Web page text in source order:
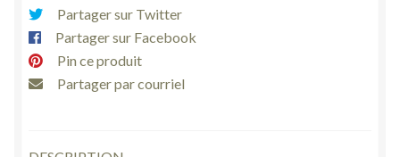
mazagrans
biscuit
blanc
liseré
Partager sur Twitter
Partager sur Facebook
Pin ce produit
Partager par courriel